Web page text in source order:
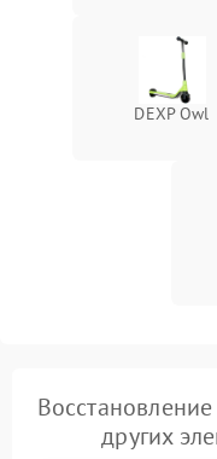
DEXP Owl
других